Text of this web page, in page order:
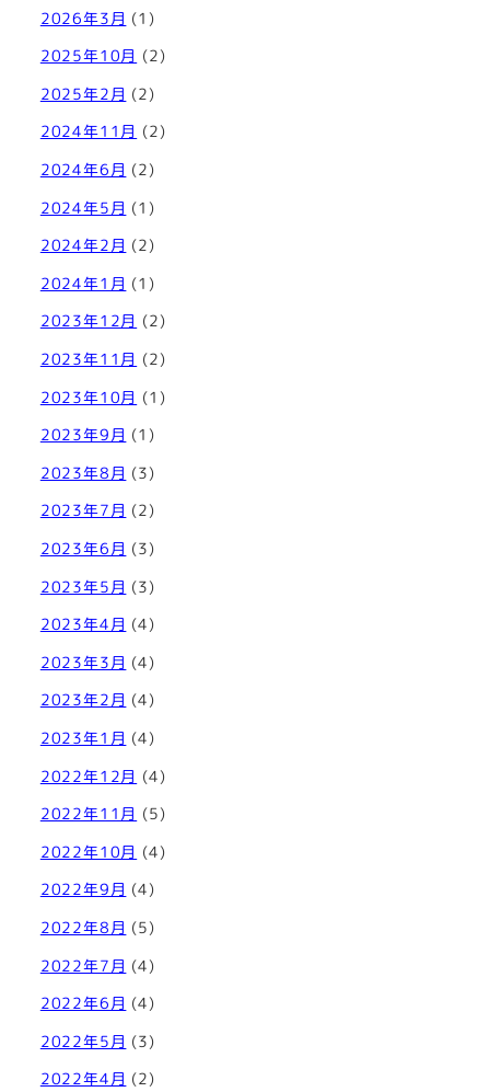
2026年3月 (1)
2025年10月 (2)
2025年2月 (2)
2024年11月 (2)
2024年6月 (2)
2024年5月 (1)
2024年2月 (2)
2024年1月 (1)
2023年12月 (2)
2023年11月 (2)
2023年10月 (1)
2023年9月 (1)
2023年8月 (3)
2023年7月 (2)
2023年6月 (3)
2023年5月 (3)
2023年4月 (4)
2023年3月 (4)
2023年2月 (4)
2023年1月 (4)
2022年12月 (4)
2022年11月 (5)
2022年10月 (4)
2022年9月 (4)
2022年8月 (5)
2022年7月 (4)
2022年6月 (4)
2022年5月 (3)
2022年4月 (2)